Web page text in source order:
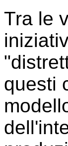
Tra le
questi